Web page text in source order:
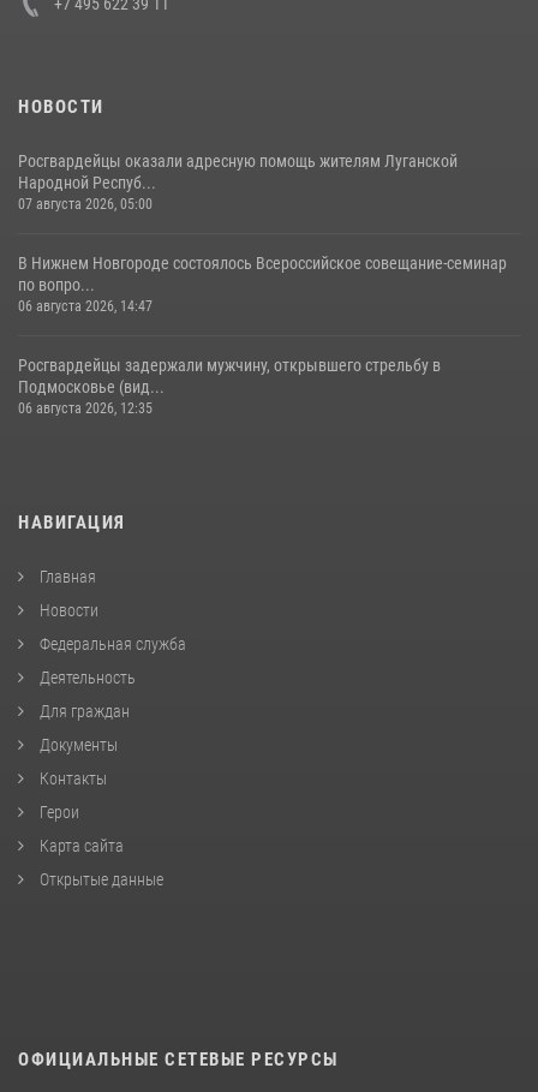
НОВОСТИ
Росгвардейцы оказали адресную помощь жителям Луганской
Народной Респуб...
07 августа 2026, 05:00
В Нижнем Новгороде состоялось Всероссийское совещание-семинар
по вопро...
06 августа 2026, 14:47
Росгвардейцы задержали мужчину, открывшего стрельбу в
Подмосковье (вид...
06 августа 2026, 12:35
НАВИГАЦИЯ
Главная
Новости
Федеральная служба
Деятельность
Для граждан
Документы
Контакты
Герои
Карта сайта
Открытые данные
ОФИЦИАЛЬНЫЕ СЕТЕВЫЕ РЕСУРСЫ